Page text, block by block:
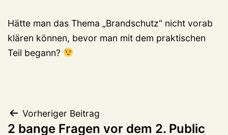
Hätte man das Thema „Brandschutz“ nicht vorab
klären können, bevor man mit dem praktischen
Teil begann?
Beitragsnavigation
Vorheriger Beitrag
2 bange Fragen vor dem 2. Public